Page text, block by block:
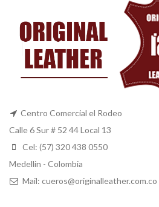
Centro Comercial el Rodeo
Calle 6 Sur # 52 44 Local 13
Cel: (57) 320 438 0550
Medellin - Colombia
Mail: cueros@originalleather.com.co